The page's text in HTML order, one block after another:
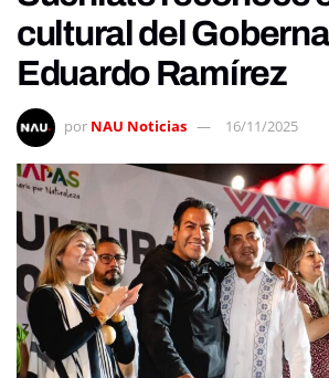
cultural del
Eduardo Ramírez
por NAU Noticias 16/11/2025